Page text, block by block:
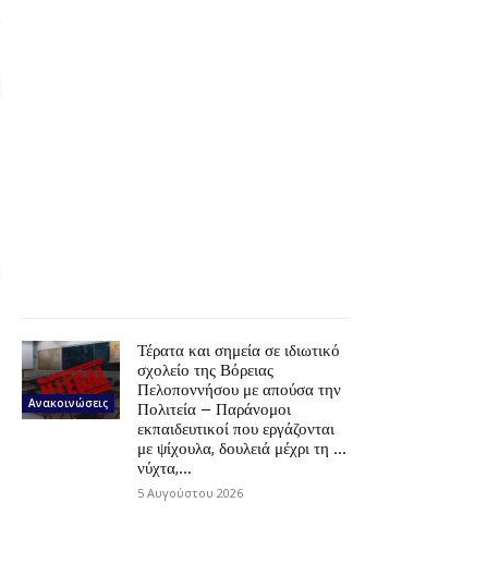
Ανακοινώσεις
Τέρατα και σημεία σε ιδιωτικό
σχολείο της Βόρειας
Πελοποννήσου με απούσα την
Πολιτεία – Παράνομοι
εκπαιδευτικοί που εργάζονται
με ψίχουλα, δουλειά μέχρι τη …
νύχτα,...
5 Αυγούστου 2026